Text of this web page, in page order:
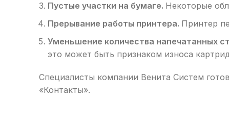
Пустые участки на бумаге. Некоторые
Прерывание работы принтера. Принтер
Уменьшение количества напечатанных
это может быть признаком износа
Специалисты компании Венита Систем
«Контакты».